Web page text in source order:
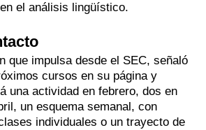
el análisis lingüístico.
que impulsa desde el SEC, señaló
cursos en su página y
una actividad en febrero, dos en
un esquema semanal, con
individuales o un trayecto de